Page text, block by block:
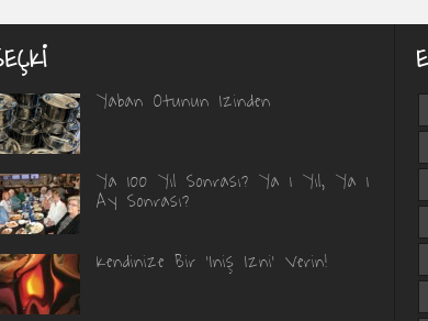
Yaban Otunun Izinden
Ya 100 Yıl Sonrası? Ya 1 Yıl, Ya 1
Ay Sonrası?
Kendinize Bir ‘İniş İzni’ Verin!